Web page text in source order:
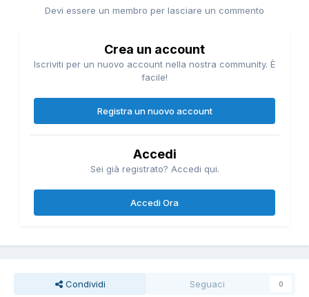
Devi essere un membro per lasciare un commento
Crea un account
Iscriviti per un nuovo account nella nostra community. È
facile!
Registra un nuovo account
Accedi
Sei già registrato? Accedi qui.
Accedi Ora
Condividi Seguaci 0